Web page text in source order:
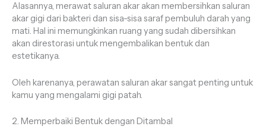
Alasannya, merawat saluran akar akan membersihkan saluran
akar gigi dari bakteri dan sisa-sisa saraf pembuluh darah yang
mati. Hal ini memungkinkan ruang yang sudah dibersihkan
akan direstorasi untuk mengembalikan bentuk dan
estetikanya.
Oleh karenanya, perawatan saluran akar sangat penting untuk
kamu yang mengalami gigi patah.
2. Memperbaiki Bentuk dengan Ditambal